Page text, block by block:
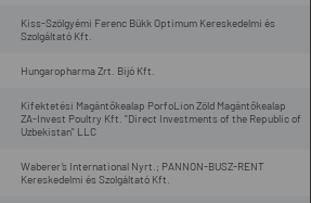
Kiss-Szölgyémi Ferenc Bükk Optimum Kereskedelmi és
Szolgáltató Kft.
Hungaropharma Zrt. Bijó Kft.
Kifektetési Magántőkealap PorfoLion Zöld Magántőkealap
ZA-Invest Poultry Kft. "Direct Investments of the Republic of
Uzbekistan" LLC
Waberer’s International Nyrt.; PANNON-BUSZ-RENT
Kereskedelmi és Szolgáltató Kft.